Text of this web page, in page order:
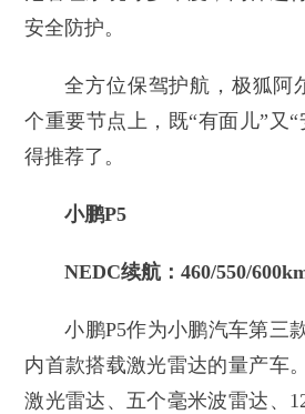
安全防护。
全方位保驾护航，极狐阿
个重要节点上，既“有面儿”又
得推荐了。
小鹏P5
NEDC续航：460/550/
小鹏P5作为小鹏汽车第三
内首款搭载激光雷达的量产车
激光雷达、五个毫米波雷达、